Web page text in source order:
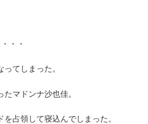
・・
てしまった。
マドンナ沙也佳。
占領して寝込んでしまった。